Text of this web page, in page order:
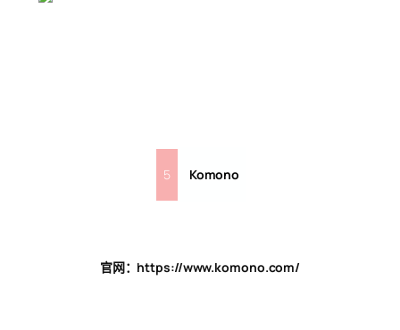
5 Komono
官网：https://www.komono.com/